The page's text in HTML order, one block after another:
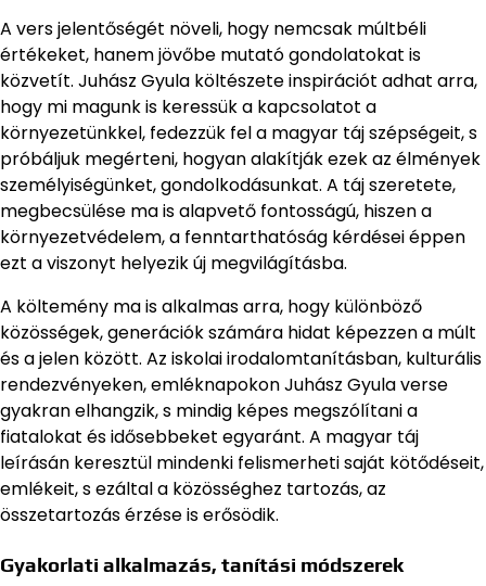
A vers jelentőségét növeli, hogy nemcsak múltbéli
értékeket, hanem jövőbe mutató gondolatokat is
közvetít. Juhász Gyula költészete inspirációt adhat arra,
hogy mi magunk is keressük a kapcsolatot a
környezetünkkel, fedezzük fel a magyar táj szépségeit, s
próbáljuk megérteni, hogyan alakítják ezek az élmények
személyiségünket, gondolkodásunkat. A táj szeretete,
megbecsülése ma is alapvető fontosságú, hiszen a
környezetvédelem, a fenntarthatóság kérdései éppen
ezt a viszonyt helyezik új megvilágításba.
A költemény ma is alkalmas arra, hogy különböző
közösségek, generációk számára hidat képezzen a múlt
és a jelen között. Az iskolai irodalomtanításban, kulturális
rendezvényeken, emléknapokon Juhász Gyula verse
gyakran elhangzik, s mindig képes megszólítani a
fiatalokat és idősebbeket egyaránt. A magyar táj
leírásán keresztül mindenki felismerheti saját kötődéseit,
emlékeit, s ezáltal a közösséghez tartozás, az
összetartozás érzése is erősödik.
Gyakorlati alkalmazás, tanítási módszerek